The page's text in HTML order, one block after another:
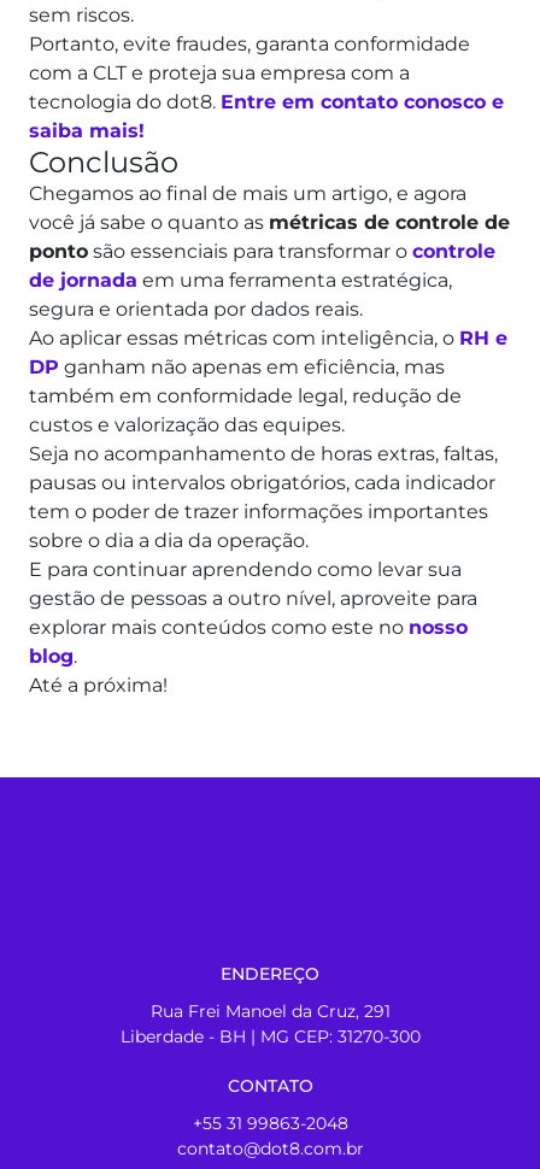
sem riscos.
Portanto, evite fraudes, garanta conformidade
com a CLT e proteja sua empresa com a
tecnologia do dot8. Entre em contato conosco e
saiba mais!
Conclusão
Chegamos ao final de mais um artigo, e agora
você já sabe o quanto as métricas de controle de
ponto são essenciais para transformar o controle
de jornada em uma ferramenta estratégica,
segura e orientada por dados reais.
Ao aplicar essas métricas com inteligência, o RH e
DP ganham não apenas em eficiência, mas
também em conformidade legal, redução de
custos e valorização das equipes.
Seja no acompanhamento de horas extras, faltas,
pausas ou intervalos obrigatórios, cada indicador
tem o poder de trazer informações importantes
sobre o dia a dia da operação.
E para continuar aprendendo como levar sua
gestão de pessoas a outro nível, aproveite para
explorar mais conteúdos como este no nosso
blog.
Até a próxima!
ENDEREÇO
Rua Frei Manoel da Cruz, 291
Liberdade - BH | MG CEP: 31270-300
CONTATO
+55 31 99863-2048
contato@dot8.com.br